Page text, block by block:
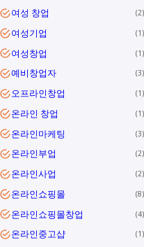
여성 창업 2
여성기업 1
여성창업 1
예비창업자 3
오프라인창업 1
온라인 창업 1
온라인마케팅 3
온라인부업 2
온라인사업 2
온라인쇼핑몰 8
온라인쇼핑몰창업 4
온라인중고샵 1